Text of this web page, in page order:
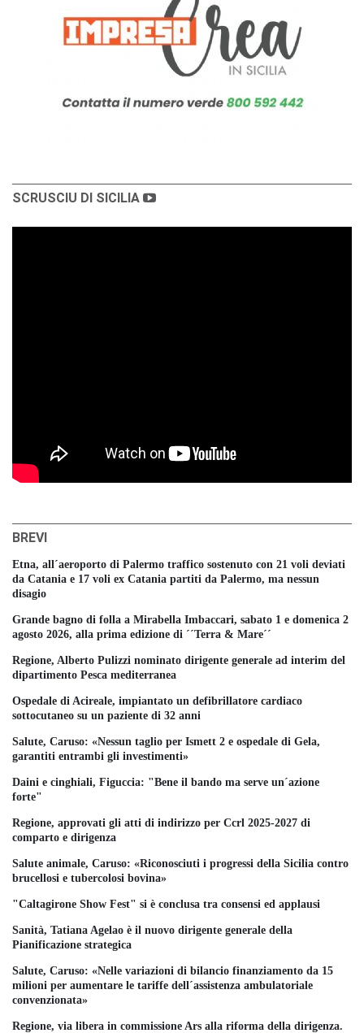
SCRUSCIU DI SICILIA
BREVI
Etna, all´aeroporto di Palermo traffico sostenuto con 21 voli deviati
da Catania e 17 voli ex Catania partiti da Palermo, ma nessun
disagio
Grande bagno di folla a Mirabella Imbaccari, sabato 1 e domenica 2
agosto 2026, alla prima edizione di ´´Terra & Mare´´
Regione, Alberto Pulizzi nominato dirigente generale ad interim del
dipartimento Pesca mediterranea
Ospedale di Acireale, impiantato un defibrillatore cardiaco
sottocutaneo su un paziente di 32 anni
Salute, Caruso: «Nessun taglio per Ismett 2 e ospedale di Gela,
garantiti entrambi gli investimenti»
Daini e cinghiali, Figuccia: "Bene il bando ma serve un´azione
forte"
Regione, approvati gli atti di indirizzo per Ccrl 2025-2027 di
comparto e dirigenza
Salute animale, Caruso: «Riconosciuti i progressi della Sicilia contro
brucellosi e tubercolosi bovina»
"Caltagirone Show Fest" si è conclusa tra consensi ed applausi
Sanità, Tatiana Agelao è il nuovo dirigente generale della
Pianificazione strategica
Salute, Caruso: «Nelle variazioni di bilancio finanziamento da 15
milioni per aumentare le tariffe dell´assistenza ambulatoriale
convenzionata»
Regione, via libera in commissione Ars alla riforma della dirigenza.